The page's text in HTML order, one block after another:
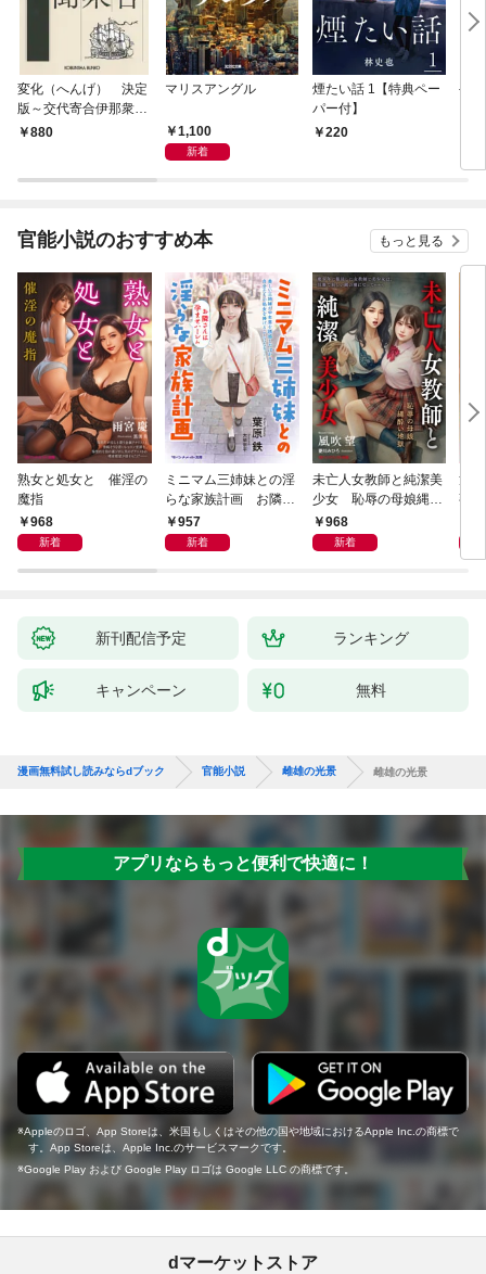
変化（へんげ） 決定
版～交代寄合伊那衆異
聞（1）～
880
マリスアングル
1,100
新着
煙たい話 1【特典ペー
パー付】
220
手
官能小説のおすすめ本 もっと見る
熟女と処女と 催淫の
魔指
968
新着
ミニマム三姉妹との淫
らな家族計画 お隣さ
んは孕ませハーレム
957
新着
未亡人女教師と純潔美
少女 恥辱の母娘縄酔
い地獄
968
新着
童
熟
新刊配信予定 ランキング
キャンペーン 無料
漫画無料試し読みならdブック 官能小説 雌雄の光景 雌雄の光景
アプリならもっと便利で快適に！
Appleのロゴ、App Storeは、米国もしくはその他の国や地域におけるApple Inc.の商標で
す。App Storeは、Apple Inc.のサービスマークです。
Google Play および Google Play ロゴは Google LLC の商標です。
dマーケットストア